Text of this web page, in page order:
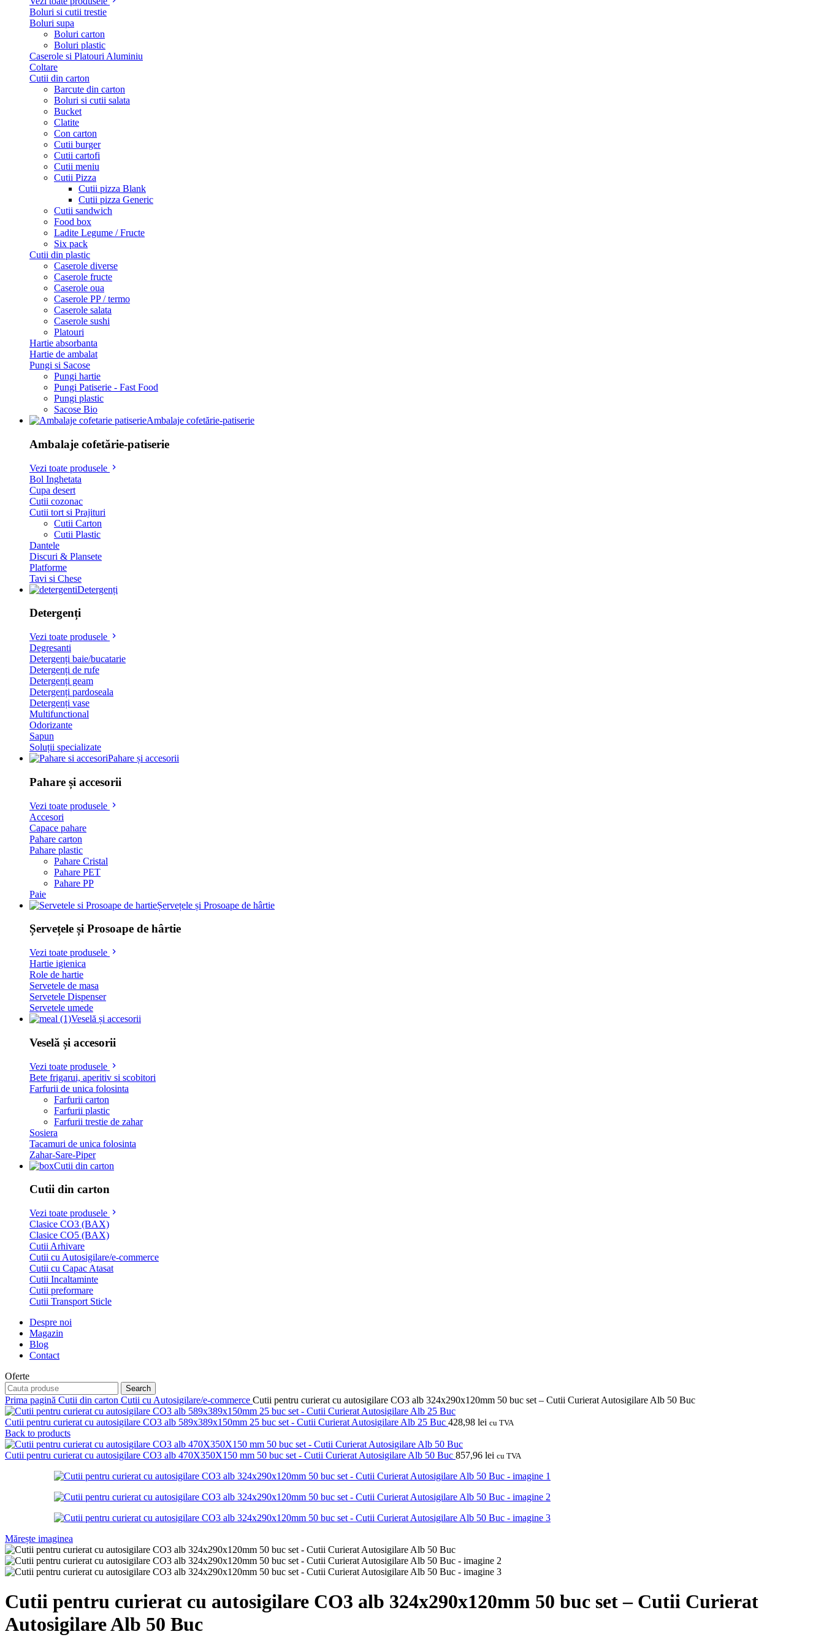
Boluri si cutii trestie
Boluri supa
Boluri carton
Boluri plastic
Caserole si Platouri Aluminiu
Coltare
Cutii din carton
Barcute din carton
Boluri si cutii salata
Bucket
Clatite
Con carton
Cutii burger
Cutii cartofi
Cutii meniu
Cutii Pizza
Cutii pizza Blank
Cutii pizza Generic
Cutii sandwich
Food box
Ladite Legume / Fructe
Six pack
Cutii din plastic
Caserole diverse
Caserole fructe
Caserole oua
Caserole PP / termo
Caserole salata
Caserole sushi
Platouri
Hartie absorbanta
Hartie de ambalat
Pungi si Sacose
Pungi hartie
Pungi Patiserie - Fast Food
Pungi plastic
Sacose Bio
Ambalaje cofetărie-patiserie
Ambalaje cofetărie-patiserie
Vezi toate produsele
Bol Inghetata
Cupa desert
Cutii cozonac
Cutii tort si Prajituri
Cutii Carton
Cutii Plastic
Dantele
Discuri & Plansete
Platforme
Tavi si Chese
Detergenți
Detergenți
Vezi toate produsele
Degresanti
Detergenți baie/bucatarie
Detergenți de rufe
Detergenți geam
Detergenți pardoseala
Detergenți vase
Multifunctional
Odorizante
Sapun
Soluții specializate
Pahare și accesorii
Pahare și accesorii
Vezi toate produsele
Accesori
Capace pahare
Pahare carton
Pahare plastic
Pahare Cristal
Pahare PET
Pahare PP
Paie
Șervețele și Prosoape de hârtie
Șervețele și Prosoape de hârtie
Vezi toate produsele
Hartie igienica
Role de hartie
Servetele de masa
Servetele Dispenser
Servetele umede
Veselă și accesorii
Veselă și accesorii
Vezi toate produsele
Bete frigarui, aperitiv si scobitori
Farfurii de unica folosinta
Farfurii carton
Farfurii plastic
Farfurii trestie de zahar
Sosiera
Tacamuri de unica folosinta
Zahar-Sare-Piper
Cutii din carton
Cutii din carton
Vezi toate produsele
Clasice CO3 (BAX)
Clasice CO5 (BAX)
Cutii Arhivare
Cutii cu Autosigilare/e-commerce
Cutii cu Capac Atasat
Cutii Incaltaminte
Cutii preformare
Cutii Transport Sticle
Despre noi
Magazin
Blog
Contact
Oferte
Search
Prima pagină Cutii din carton Cutii cu Autosigilare/e-commerce Cutii pentru curierat cu autosigilare CO3 alb 324x290x120mm 50 buc set – Cutii Curierat Autosigilare Alb 50 Buc
Cutii pentru curierat cu autosigilare CO3 alb 589x389x150mm 25 buc set - Cutii Curierat Autosigilare Alb 25 Buc 428,98 lei cu TVA
Back to products
Cutii pentru curierat cu autosigilare CO3 alb 470X350X150 mm 50 buc set - Cutii Curierat Autosigilare Alb 50 Buc 857,96 lei cu TVA
Mărește imaginea
Cutii pentru curierat cu autosigilare CO3 alb 324x290x120mm 50 buc set – Cutii Curierat
Autosigilare Alb 50 Buc